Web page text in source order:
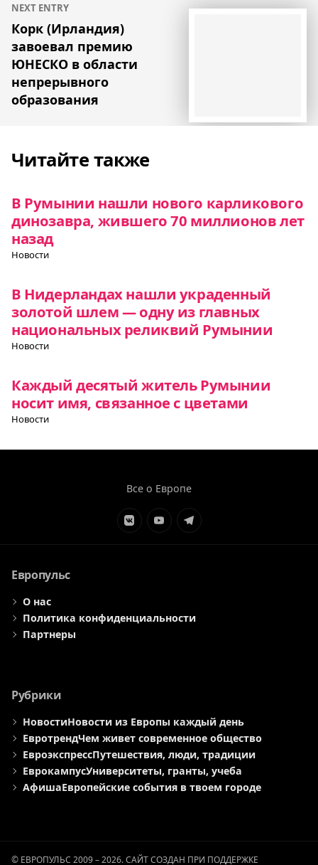
NEXT ENTRY
Корк (Ирландия)
завоевал премию
ЮНЕСКО в области
непрерывного
образования
Читайте также
В Румынии нашли нового карликового
динозавра, жившего 70 миллионов лет
назад
Новости
В Нидерландах нашли украденный
золотой шлем — одну из главных
национальных реликвий Румынии
Новости
Каждый десятый житель Румынии
носит имя, связанное с цветами
Новости
Все о Европе
ЭлементЭлементЭлемент
Европульс
О нас
Политика конфиденциальности
Партнеры
Рубрики
НовостиНовости из Европы каждый день
ЕвротрендЧем живет современное общество
ЕвроэкспрессПутешествия, люди, традиции
ЕврокампусУниверситеты, гранты, учеба
АфишаЕвропейские события в твоем городе
© ЕВРОПУЛЬС 2009 – 2026. САЙТ СОЗДАН ПРИ ПОДДЕРЖКЕ